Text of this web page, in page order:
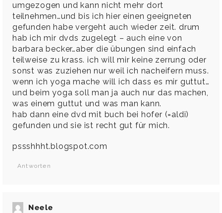
umgezogen und kann nicht mehr dort
teilnehmen…und bis ich hier einen geeigneten
gefunden habe vergeht auch wieder zeit. drum
hab ich mir dvds zugelegt – auch eine von
barbara becker…aber die übungen sind einfach
teilweise zu krass. ich will mir keine zerrung oder
sonst was zuziehen nur weil ich nacheifern muss.
wenn ich yoga mache will ich dass es mir guttut…
und beim yoga soll man ja auch nur das machen,
was einem guttut und was man kann.
hab dann eine dvd mit buch bei hofer (=aldi)
gefunden und sie ist recht gut für mich.
pssshhht.blogspot.com
Antworten
Neele